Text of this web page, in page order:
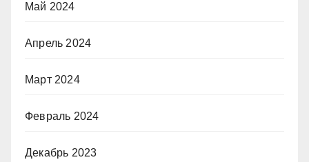
Май 2024
Апрель 2024
Март 2024
Февраль 2024
Декабрь 2023